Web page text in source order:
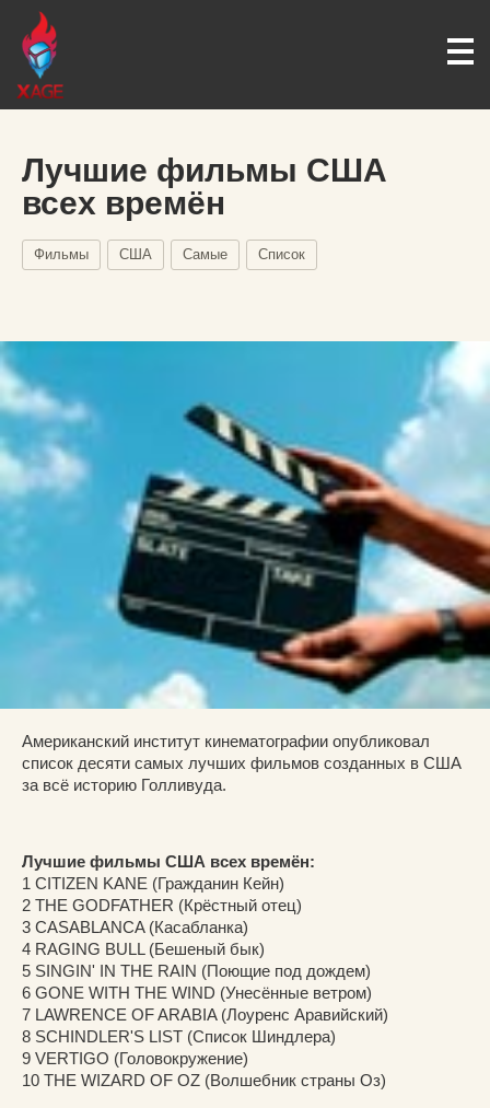
Лучшие фильмы США
всех времён
Фильмы США Самые Список
Американский институт кинематографии опубликовал
список десяти самых лучших фильмов созданных в США
за всё историю Голливуда.
Лучшие фильмы США всех времён:
1 CITIZEN KANE (Гражданин Кейн)
2 THE GODFATHER (Крёстный отец)
3 CASABLANCA (Касабланка)
4 RAGING BULL (Бешеный бык)
5 SINGIN' IN THE RAIN (Поющие под дождем)
6 GONE WITH THE WIND (Унесённые ветром)
7 LAWRENCE OF ARABIA (Лоуренс Аравийский)
8 SCHINDLER'S LIST (Список Шиндлера)
9 VERTIGO (Головокружение)
10 THE WIZARD OF OZ (Волшебник страны Оз)